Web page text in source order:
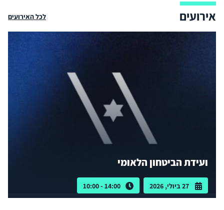
אירועים לכל האירועים
ועידת הביטחון הלאומי
27 ביולי, 2026 14:00 - 10:00